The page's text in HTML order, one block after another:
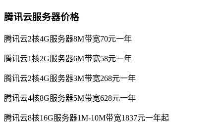
腾讯云服务器价格
腾讯云2核4G服务器8M带宽70元一年
腾讯云1核2G服务器6M带宽58元一年
腾讯云2核4G服务器3M带宽268元一年
腾讯云4核8G服务器5M带宽628元一年
腾讯云8核16G服务器1M-10M带宽1837元一年起